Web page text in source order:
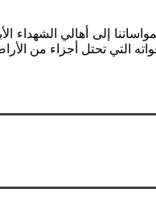
إلى أهالي الشهداء
تحتل أجزاء من